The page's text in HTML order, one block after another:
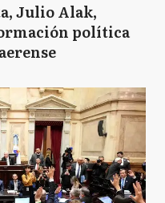
Julio Alak,
política